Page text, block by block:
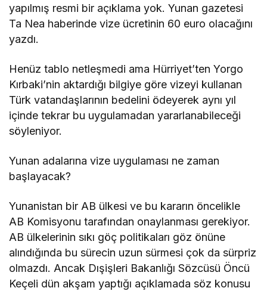
yapılmış resmi bir açıklama yok. Yunan gazetesi
Ta Nea haberinde vize ücretinin 60 euro olacağını
yazdı.
Henüz tablo netleşmedi ama Hürriyet’ten Yorgo
Kırbaki’nin aktardığı bilgiye göre vizeyi kullanan
Türk vatandaşlarının bedelini ödeyerek aynı yıl
içinde tekrar bu uygulamadan yararlanabileceği
söyleniyor.
Yunan adalarına vize uygulaması ne zaman
başlayacak?
Yunanistan bir AB ülkesi ve bu kararın öncelikle
AB Komisyonu tarafından onaylanması gerekiyor.
AB ülkelerinin sıkı göç politikaları göz önüne
alındığında bu sürecin uzun sürmesi çok da sürpriz
olmazdı. Ancak Dışişleri Bakanlığı Sözcüsü Öncü
Keçeli dün akşam yaptığı açıklamada söz konusu